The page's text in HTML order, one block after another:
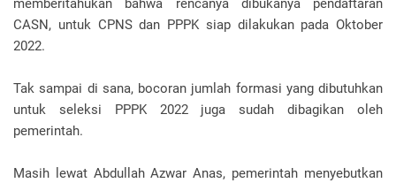
memberitahukan bahwa rencanya dibukanya pendaftaran
CASN, untuk CPNS dan PPPK siap dilakukan pada Oktober
2022.
Tak sampai di sana, bocoran jumlah formasi yang dibutuhkan
untuk seleksi PPPK 2022 juga sudah dibagikan oleh
pemerintah.
Masih lewat Abdullah Azwar Anas, pemerintah menyebutkan